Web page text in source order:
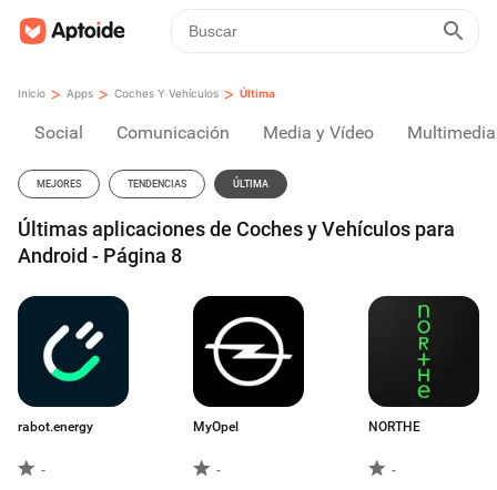
Inicio > Apps > Coches Y Vehículos > Última
Social Comunicación Media y Vídeo Multimedia
MEJORES TENDENCIAS ÚLTIMA
Últimas aplicaciones de Coches y Vehículos para
Android - Página 8
rabot.energy
-
MyOpel
-
NORTHE
-